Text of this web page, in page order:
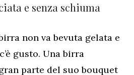
e senza schiuma
non va bevuta gelata e
gusto. Una birra
parte del suo bouquet